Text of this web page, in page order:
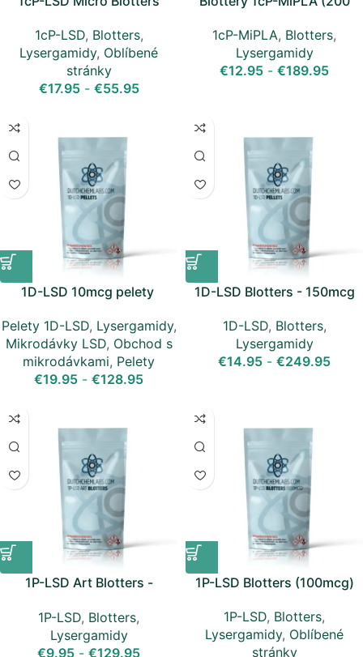
1cP-LSD, Blotters,
Lysergamidy, Oblíbené
stránky
€17.95 - €55.95
1cP-MiPLA, Blotters,
Lysergamidy
€12.95 - €189.95
1D-LSD 10mcg pelety
Pelety 1D-LSD, Lysergamidy,
Mikrodávky LSD, Obchod s
mikrodávkami, Pelety
€19.95 - €128.95
1D-LSD Blotters - 150mcg
1D-LSD, Blotters,
Lysergamidy
€14.95 - €249.95
1P-LSD Art Blotters -
1P-LSD, Blotters,
Lysergamidy
€9.95 - €129.95
1P-LSD Blotters (100mcg)
1P-LSD, Blotters,
Lysergamidy, Oblíbené
stránky